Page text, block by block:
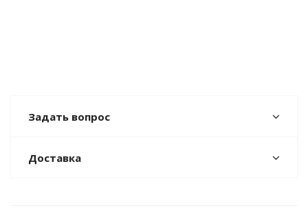
Задать вопрос
Доставка